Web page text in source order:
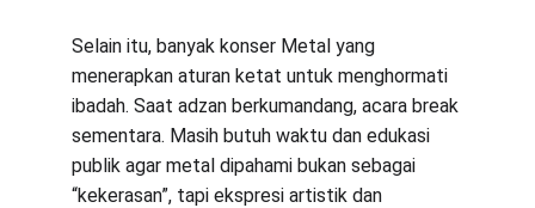
Selain itu, banyak konser Metal yang
menerapkan aturan ketat untuk menghormati
ibadah. Saat adzan berkumandang, acara break
sementara. Masih butuh waktu dan edukasi
publik agar metal dipahami bukan sebagai
“kekerasan”, tapi ekspresi artistik dan